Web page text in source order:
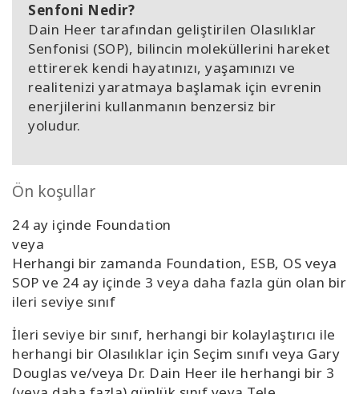
Senfoni Nedir?
Dain Heer tarafından geliştirilen Olasılıklar
Senfonisi (SOP), bilincin moleküllerini hareket
ettirerek kendi hayatınızı, yaşamınızı ve
realitenizi yaratmaya başlamak için evrenin
enerjilerini kullanmanın benzersiz bir
yoludur.
Ön koşullar
24 ay içinde Foundation
veya
Herhangi bir zamanda Foundation, ESB, OS veya
SOP ve 24 ay içinde 3 veya daha fazla gün olan bir
ileri seviye sınıf
İleri seviye bir sınıf, herhangi bir kolaylaştırıcı ile
herhangi bir Olasılıklar için Seçim sınıfı veya Gary
Douglas ve/veya Dr. Dain Heer ile herhangi bir 3